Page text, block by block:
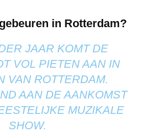
in Rotterdam?
JAAR KOMT DE
VOL PIETEN AAN IN
VAN ROTTERDAM.
AAN DE AANKOMST
MUZIKALE
SHOW.